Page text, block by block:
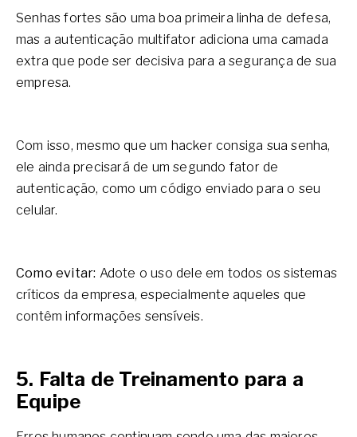
Senhas fortes são uma boa primeira linha de defesa,
mas a autenticação multifator adiciona uma camada
extra que pode ser decisiva para a segurança de sua
empresa.
Com isso, mesmo que um hacker consiga sua senha,
ele ainda precisará de um segundo fator de
autenticação, como um código enviado para o seu
celular.
Como evitar: Adote o uso dele em todos os sistemas
críticos da empresa, especialmente aqueles que
contêm informações sensíveis.
5. Falta de Treinamento para a
Equipe